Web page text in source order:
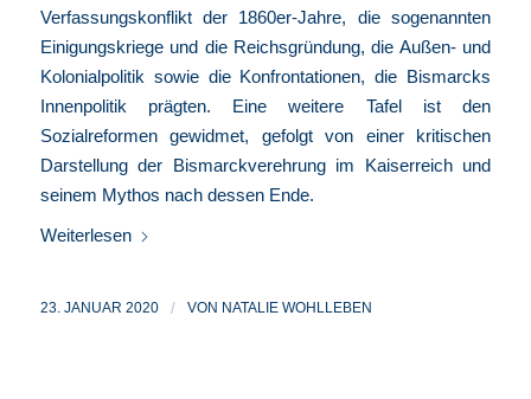
Verfassungskonflikt der 1860er-Jahre, die sogenannten
Einigungskriege und die Reichsgründung, die Außen- und
Kolonialpolitik sowie die Konfrontationen, die Bismarcks
Innenpolitik prägten. Eine weitere Tafel ist den
Sozialreformen gewidmet, gefolgt von einer kritischen
Darstellung der Bismarckverehrung im Kaiserreich und
seinem Mythos nach dessen Ende.
Weiterlesen
23. JANUAR 2020 / VON NATALIE WOHLLEBEN